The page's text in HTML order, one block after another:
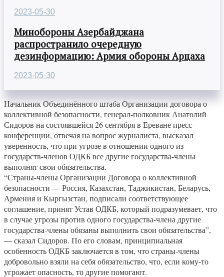
2023-05-30
Минобороны Азербайджана
распространило очередную
дезинформацию: Армия обороны Арцаха
2023-05-30
Начальник Объединённого штаба Организации договора о
коллективной безопасности, генерал-полковник Анатолий
Сидоров на состоявшейся 26 сентября в Ереване пресс-
конференции, отвечая на вопрос журналиста, высказал
уверенность, что при угрозе в отношении одного из
государств-членов ОДКБ все другие государства-члены
выполнят свои обязательства.
“Страны-члены Организации Договора о коллективной
безопасности — Россия, Казахстан, Таджикистан, Беларусь,
Армения и Кыргызстан, подписали соответствующее
соглашение, принят Устав ОДКБ, который подразумевает, что
в случае угрозы против одного государства-члена другие
государства-члены обязаны выполнить свои обязательства”,
— сказал Сидоров. По его словам, принципиальная
особенность ОДКБ заключается в том, что страны-члены
добровольно взяли на себя обязательство, что, если кому-то
угрожает опасность, то другие помогают.